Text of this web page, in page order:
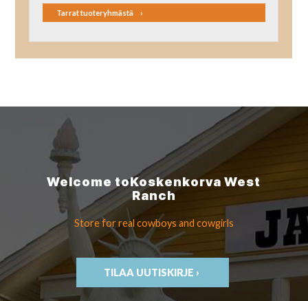
Tarrat tuoteryhmästä
Welcome toKoskenkorvaWest
Ranch
Store for real cowboys and cowgirls
TILAA UUTISKIRJE ›